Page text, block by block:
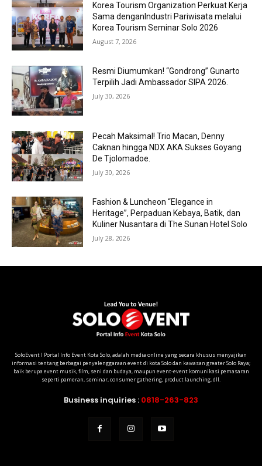
Korea Tourism Organization Perkuat Kerja
Sama denganIndustri Pariwisata melalui
Korea Tourism Seminar Solo 2026
August 7, 2026
Resmi Diumumkan! “Gondrong” Gunarto
Terpilih Jadi Ambassador SIPA 2026.
July 30, 2026
Pecah Maksimal! Trio Macan, Denny
Caknan hingga NDX AKA Sukses Goyang
De Tjolomadoe.
July 30, 2026
Fashion & Luncheon “Elegance in
Heritage”, Perpaduan Kebaya, Batik, dan
Kuliner Nusantara di The Sunan Hotel Solo
July 28, 2026
SoloEvent I Portal Info Event Kota Solo, adalah media online yang secara khusus menyajikan
informasi tentang berbagai penyelenggaraan event di kota Solo dan kawasan greater Solo Raya;
baik berupa event musik, film, seni dan budaya, maupun event-event komunikasi pemasaran
seperti pameran, seminar, consumer gathering, product launching, dll.
Business inquiries : 0818-263-823